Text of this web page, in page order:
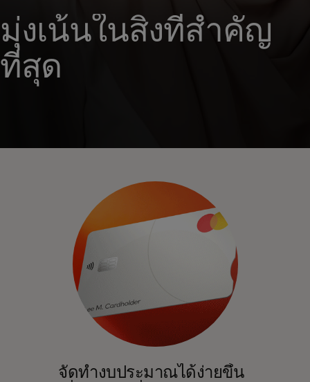
มุ่งเน้นในสิ่งที่สำคัญ
ที่สุด
จัดทำงบประมาณได้ง่ายขึ้น